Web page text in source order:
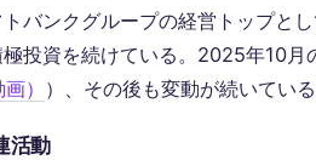
バンクグループの経営トップと
投資を続けている。2025年10
） ）、その後も変動が続いてい
活動